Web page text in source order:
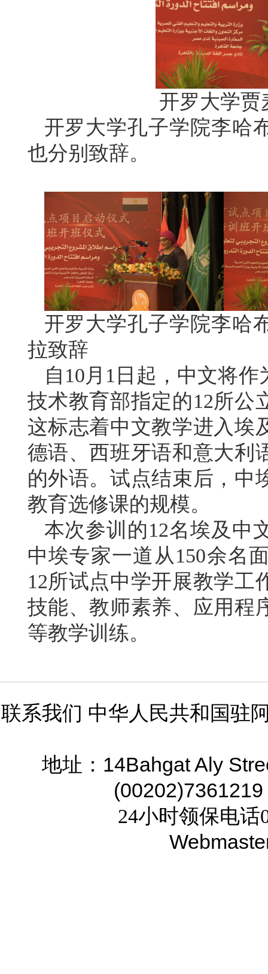
开罗大学贾
开罗大学孔子学院李哈
也分别致辞。
开罗大学孔子学院李哈
拉致辞
自10月1日起，中文将
技术教育部指定的12所公
这标志着中文教学进入埃
德语、西班牙语和意大利
的外语。试点结束后，中
教育选修课的规模。
本次参训的12名埃及中
中埃专家一道从150余名
12所试点中学开展教学工
技能、教师素养、应用程
等教学训练。
联系我们 中华人民共和国驻
地址： 14Bahgat Aly
(00202)7361219
24小时领保电话